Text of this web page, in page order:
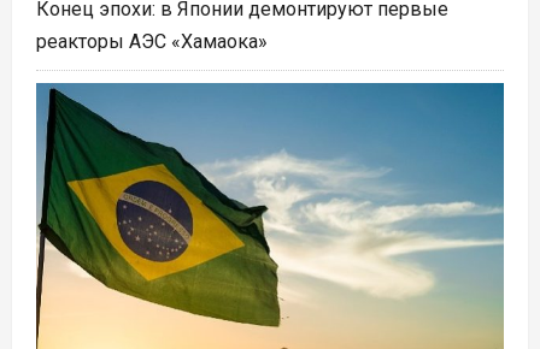
Конец эпохи: в Японии демонтируют первые
реакторы АЭС «Хамаока»